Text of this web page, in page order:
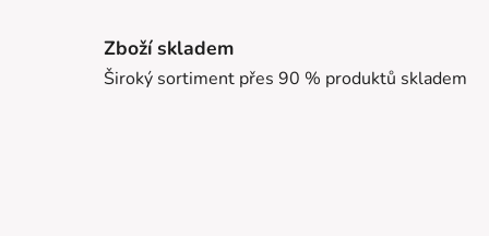
Zboží skladem
Široký sortiment přes 90 % produktů skladem